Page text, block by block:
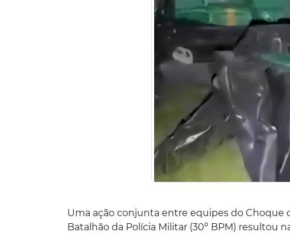
Uma ação conjunta entre equipes do Choque
Batalhão da Polícia Militar (30º BPM) resultou